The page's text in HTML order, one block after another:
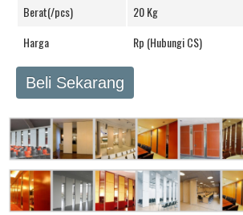
Berat(/pcs)
20 Kg
Harga
Rp (Hubungi CS)
Beli Sekarang